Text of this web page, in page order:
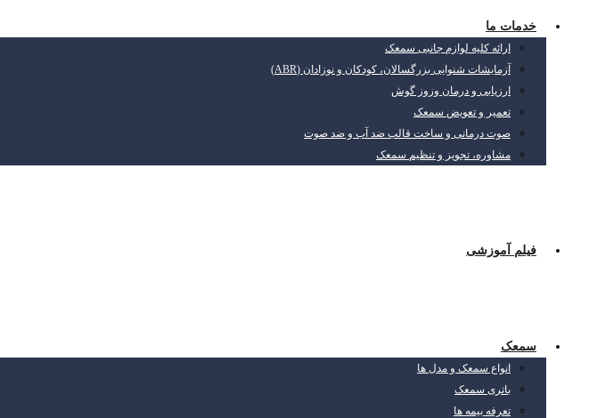
خدمات ما
ارائه کلیه لوازم جانبی سمعک
آزمایشات شنوایی بزرگسالان، کودکان و نوزادان (ABR)
ارزیابی و درمان وزوز گوش
تعمیر و تعویض سمعک
صوت درمانی و ساخت قالب ضد آب و ضد صوت
مشاوره، تجویز و تنظیم سمعک
فیلم آموزشی
سمعک
انواع سمعک و مدل ها
باتری سمعک
تعرفه بیمه ها